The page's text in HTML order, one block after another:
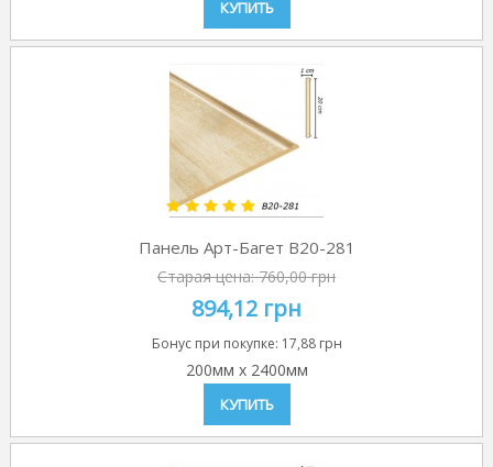
КУПИТЬ
Панель Арт-Багет B20-281
Старая цена:760,00 грн
894,12 грн
Бонус при покупке: 17,88 грн
200мм x 2400мм
КУПИТЬ